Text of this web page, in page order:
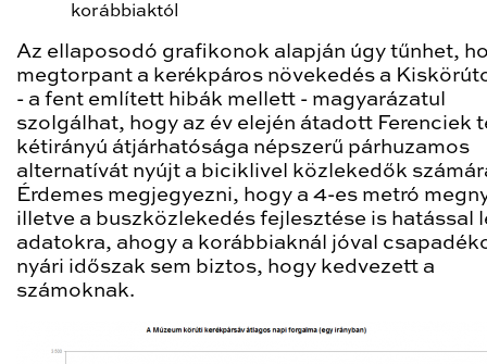
korábbiaktól
Az ellaposodó grafikonok alapján úgy tűnhet,
megtorpant a kerékpáros növekedés a
- a fent említett hibák mellett - magyarázatul
szolgálhat, hogy az év elején átadott Ferenciek
kétirányú átjárhatósága népszerű párhuzamos
alternatívát nyújt a biciklivel közlekedők
Érdemes megjegyezni, hogy a 4-es metró
illetve a buszközlekedés fejlesztése is hatással
adatokra, ahogy a korábbiaknál jóval
nyári időszak sem biztos, hogy kedvezett a
számoknak.